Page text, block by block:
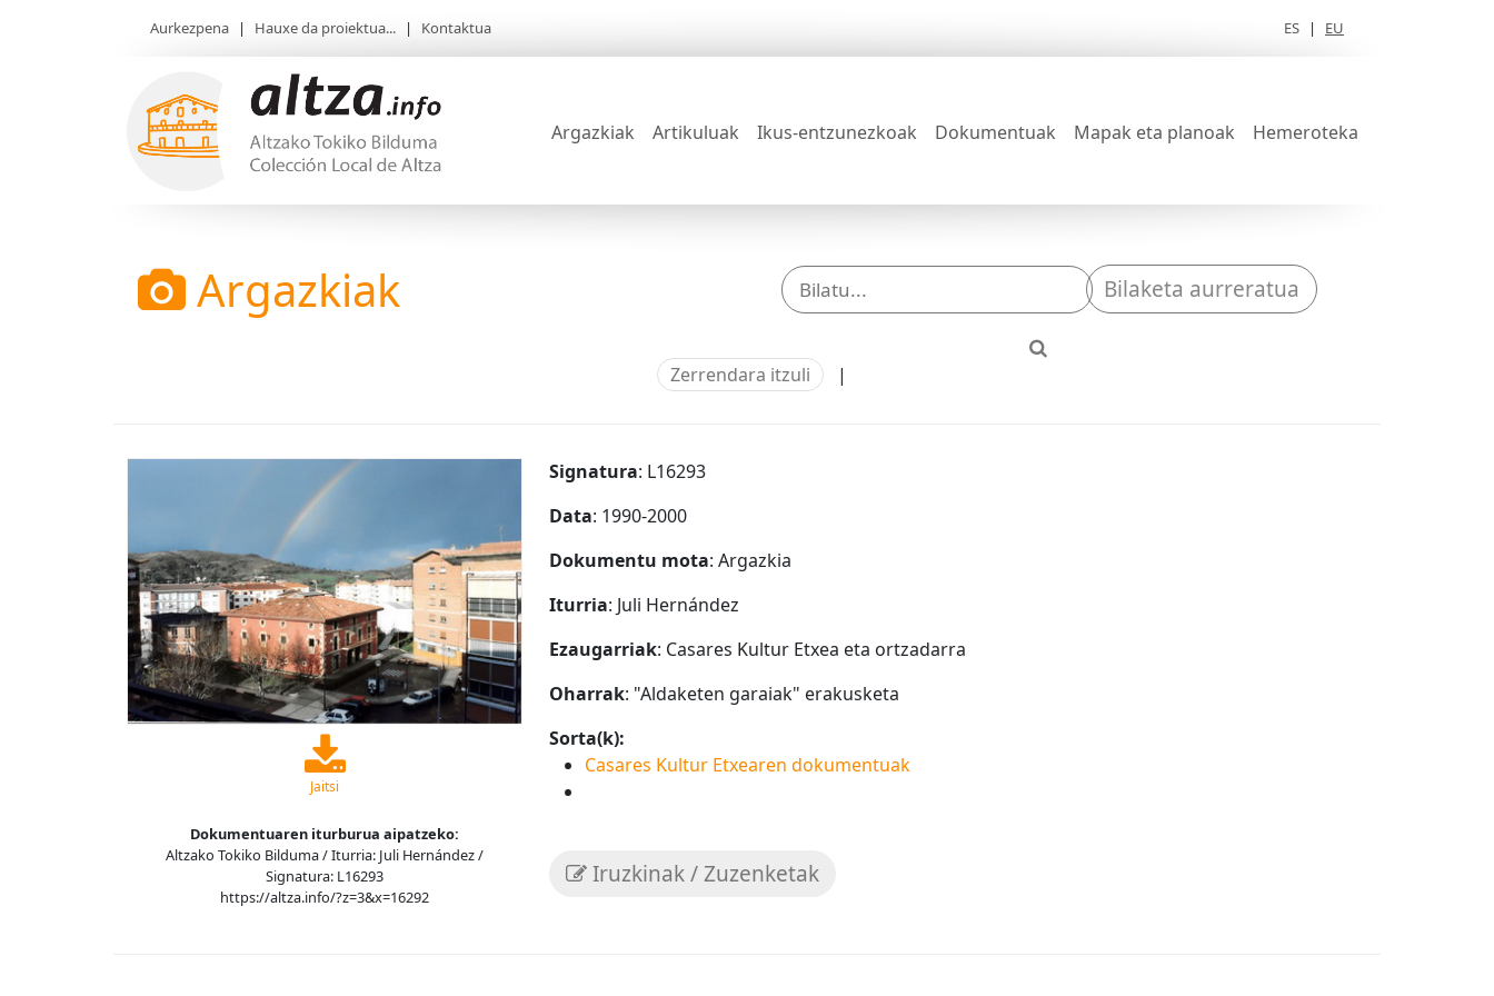
Aurkezpena | Hauxe da proiektua... | Kontaktua ES | EU
Argazkiak Artikuluak Ikus-entzunezkoak Dokumentuak Mapak eta planoak Hemeroteka
Argazkiak Bilaketa aurreratua
Zerrendara itzuli |
Jaitsi
Dokumentuaren iturburua aipatzeko:
Altzako Tokiko Bilduma / Iturria: Juli Hernández /
Signatura: L16293
https://altza.info/?z=3&x=16292
Signatura: L16293
Data: 1990-2000
Dokumentu mota: Argazkia
Iturria: Juli Hernández
Ezaugarriak: Casares Kultur Etxea eta ortzadarra
Oharrak: "Aldaketen garaiak" erakusketa
Sorta(k):
Casares Kultur Etxearen dokumentuak
Iruzkinak / Zuzenketak